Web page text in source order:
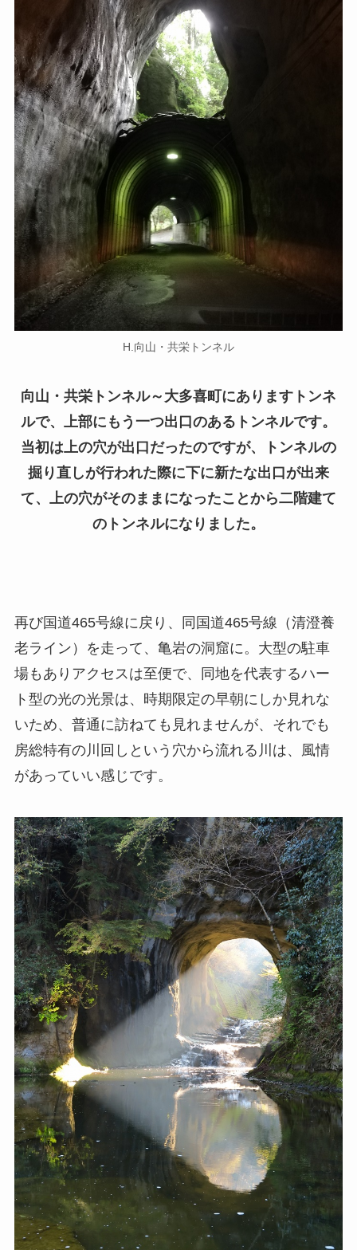
H.向山・共栄トンネル
向山・共栄トンネル～大多喜町にありますトンネ
ルで、上部にもう一つ出口のあるトンネルです。
当初は上の穴が出口だったのですが、トンネルの
掘り直しが行われた際に下に新たな出口が出来
て、上の穴がそのままになったことから二階建て
のトンネルになりました。
再び国道465号線に戻り、同国道465号線（清澄養
老ライン）を走って、亀岩の洞窟に。大型の駐車
場もありアクセスは至便で、同地を代表するハー
ト型の光の光景は、時期限定の早朝にしか見れな
いため、普通に訪ねても見れませんが、それでも
房総特有の川回しという穴から流れる川は、風情
があっていい感じです。